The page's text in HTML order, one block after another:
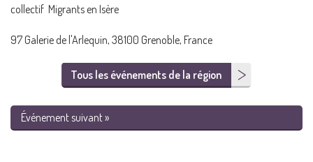
collectif Migrants en Isère
97 Galerie de l'Arlequin, 38100 Grenoble, France
Tous les événements de la région
Événement suivant »